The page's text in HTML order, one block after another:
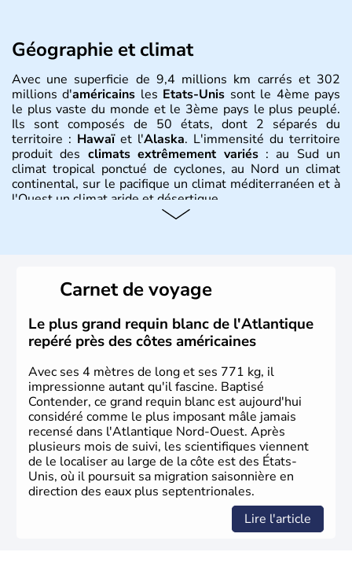
Géographie et climat
Avec une superficie de 9,4 millions km carrés et 302
millions d'américains les Etats-Unis sont le 4ème pays
le plus vaste du monde et le 3ème pays le plus peuplé.
Ils sont composés de 50 états, dont 2 séparés du
territoire : Hawaïet l'Alaska. L'immensité du territoire
produit des climats extrêmement variés: au Sud un
climat tropical ponctué de cyclones, au Nord un climat
continental, sur le pacifique un climat méditerranéen et à
l'Ouest un climat aride et désertique.
Plusieurs populations se sont succédées avant l'arrivée
des européens, suite à la découverte du continent par
Christophe Colomb en 1492. Les 13 colonies
britanniques proclament la Déclaration d'indépendance
en 1776 et adoptent leur première constitution en 1787.
La conquête de l'Ouest marque ensuite l'entrée dans une
phase de développement intense.
Carnet de voyage
Le plus grand requin blanc de l'Atlantique
repéré près des côtes américaines
Avec ses 4 mètres de long et ses 771 kg, il
impressionne autant qu'il fascine. Baptisé
Contender, ce grand requin blanc est aujourd'hui
considéré comme le plus imposant mâle jamais
recensé dans l'Atlantique Nord-Ouest. Après
plusieurs mois de suivi, les scientifiques viennent
de le localiser au large de la côte est des États-
Unis, où il poursuit sa migration saisonnière en
direction des eaux plus septentrionales.
Lire l'article